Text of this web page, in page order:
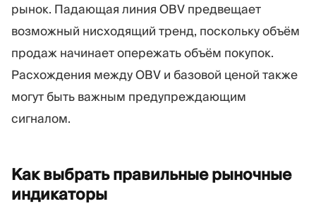
рынок. Падающая линия OBV предвещает
возможный нисходящий тренд, поскольку объём
продаж начинает опережать объём покупок.
Расхождения между OBV и базовой ценой также
могут быть важным предупреждающим
сигналом.
Как выбрать правильные рыночные
индикаторы